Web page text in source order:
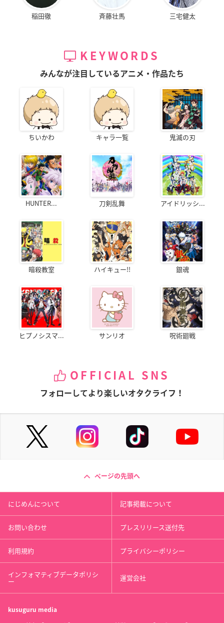
稲田徹 斉藤壮馬 三宅健太
KEYWORDS
みんなが注目しているアニメ・作品たち
ちいかわ キャラ一覧 鬼滅の刃
HUNTER... 刀剣乱舞 アイドリッシ...
暗殺教室 ハイキュー!! 銀魂
ヒプノシスマ... サンリオ 呪術廻戦
OFFICIAL SNS
フォローしてより楽しいオタクライフ！
ページの先頭へ
にじめんについて 記事掲載について
お問い合わせ プレスリリース送付先
利用規約 プライバシーポリシー
インフォマティブデータポリシ
ー 運営会社
kusuguru media